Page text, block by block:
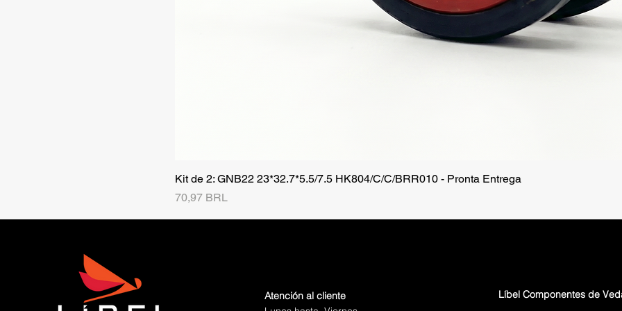
Vista rápida
Kit de 2: GNB22 23*32.7*5.5/7.5 HK804/C/C/BRR010 - Pronta Entrega
Precio
70,97 BRL
Atención al cliente
Líbel Componentes de